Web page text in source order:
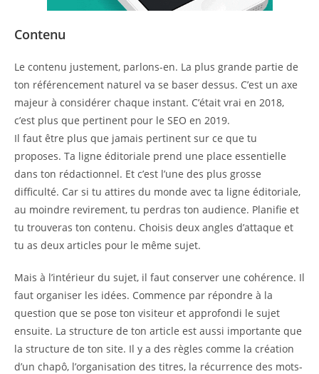
Contenu
Le contenu justement, parlons-en. La plus grande partie de
ton référencement naturel va se baser dessus. C’est un axe
majeur à considérer chaque instant. C’était vrai en 2018,
c’est plus que pertinent pour le SEO en 2019.
Il faut être plus que jamais pertinent sur ce que tu
proposes. Ta ligne éditoriale prend une place essentielle
dans ton rédactionnel. Et c’est l’une des plus grosse
difficulté. Car si tu attires du monde avec ta ligne éditoriale,
au moindre revirement, tu perdras ton audience. Planifie et
tu trouveras ton contenu. Choisis deux angles d’attaque et
tu as deux articles pour le même sujet.
Mais à l’intérieur du sujet, il faut conserver une cohérence. Il
faut organiser les idées. Commence par répondre à la
question que se pose ton visiteur et approfondi le sujet
ensuite. La structure de ton article est aussi importante que
la structure de ton site. Il y a des règles comme la création
d’un chapô, l’organisation des titres, la récurrence des mots-